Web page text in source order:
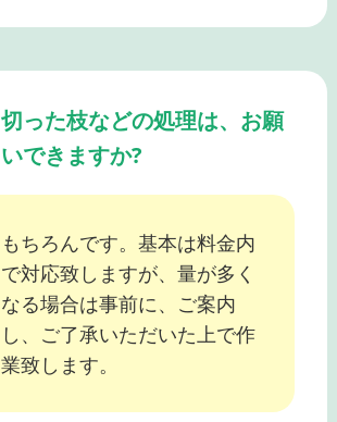
切った枝などの処理は、お願
いできますか?
もちろんです。基本は料金内
で対応致しますが、量が多く
なる場合は事前に、ご案内
し、ご了承いただいた上で作
業致します。